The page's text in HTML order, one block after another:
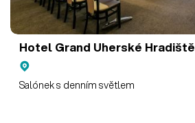
Hotel Grand Uherské Hradiště
Salónek s denním světlem